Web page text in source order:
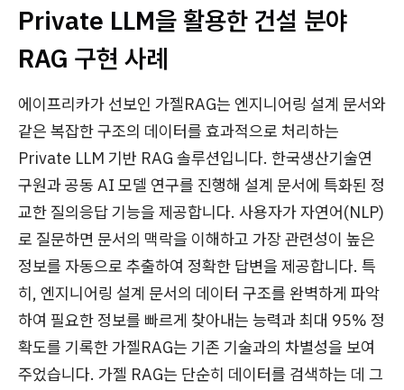
Private LLM을 활용한 건설 분야
RAG 구현 사례
에이프리카가 선보인 가젤RAG는 엔지니어링 설계 문서와
같은 복잡한 구조의 데이터를 효과적으로 처리하는
Private LLM 기반 RAG 솔루션입니다. 한국생산기술연
구원과 공동 AI 모델 연구를 진행해 설계 문서에 특화된 정
교한 질의응답 기능을 제공합니다. 사용자가 자연어(NLP)
로 질문하면 문서의 맥락을 이해하고 가장 관련성이 높은
정보를 자동으로 추출하여 정확한 답변을 제공합니다. 특
히, 엔지니어링 설계 문서의 데이터 구조를 완벽하게 파악
하여 필요한 정보를 빠르게 찾아내는 능력과 최대 95% 정
확도를 기록한 가젤RAG는 기존 기술과의 차별성을 보여
주었습니다. 가젤 RAG는 단순히 데이터를 검색하는 데 그